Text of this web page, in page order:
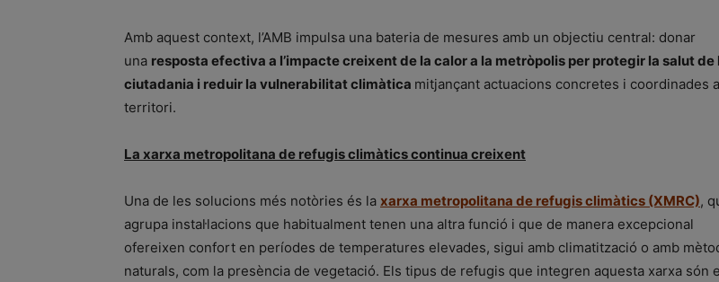
Amb aquest context, l’AMB impulsa una bateria de mesures amb un objectiu central: donar
una resposta efectiva a l’impacte creixent de la calor a la metròpolis per protegir la salut de
ciutadania i reduir la vulnerabilitat climàtica mitjançant actuacions concretes i coordinades
territori.
La xarxa metropolitana de refugis climàtics continua creixent
Una de les solucions més notòries és la xarxa metropolitana de refugis climàtics (XMRC),
agrupa instal·lacions que habitualment tenen una altra funció i que de manera excepcional
ofereixen confort en períodes de temperatures elevades, sigui amb climatització o amb
naturals, com la presència de vegetació. Els tipus de refugis que integren aquesta xarxa són